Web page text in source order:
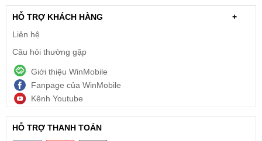
tai nghe zin luôn, thiết kế phím âm lượng cũng đẹp như tai
HỖ TRỢ KHÁCH HÀNG
+
Liên hệ
Câu hỏi thường gặp
Giới thiệu WinMobile
Fanpage của WinMobile
Kênh Youtube
HỖ TRỢ THANH TOÁN